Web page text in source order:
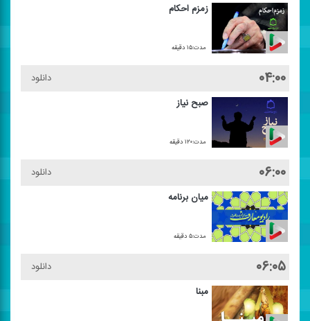
زمزم احكام
مدت:۱۵ دقیقه
۰۴:۰۰
دانلود
صبح نیاز
مدت:۱۲۰ دقیقه
۰۶:۰۰
دانلود
میان برنامه
مدت:۵ دقیقه
۰۶:۰۵
دانلود
مبنا